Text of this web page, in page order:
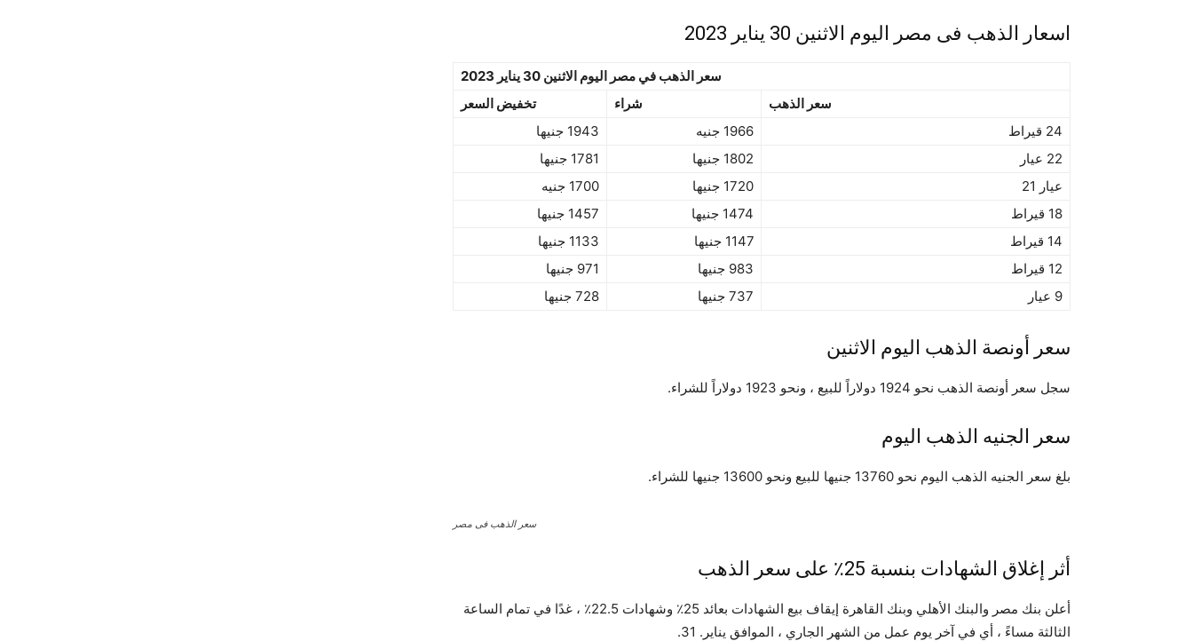
اسعار الذهب فى مصر اليوم الاثنين 30 يناير 2023
سعر الذهب في مصر اليوم الاثنين 30 يناير 2023
سعر الذهب
شراء
تخفيض السعر
24 قيراط
1966 جنيه
1943 جنيها
22 عيار
1802 جنيها
1781 جنيها
عيار 21
1720 جنيها
1700 جنيه
18 قيراط
1474 جنيها
1457 جنيها
14 قيراط
1147 جنيها
1133 جنيها
12 قيراط
983 جنيها
971 جنيها
9 عيار
737 جنيها 728 جنيها
سعر أونصة الذهب اليوم الاثنين
سجل سعر أونصة الذهب نحو 1924 دولاراً للبيع ، ونحو 1923 دولاراً للشراء.
سعر الجنيه الذهب اليوم
بلغ سعر الجنيه الذهب اليوم نحو 13760 جنيها للبيع ونحو 13600 جنيها للشراء.
سعر الذهب فى مصر
أثر إغلاق الشهادات بنسبة 25٪ على سعر الذهب
أعلن بنك مصر والبنك الأهلي وبنك القاهرة إيقاف بيع الشهادات بعائد 25٪ وشهادات 22.5٪ ، غدًا في تمام الساعة
الثالثة مساءً ، أي في آخر يوم عمل من الشهر الجاري ، الموافق يناير. 31.